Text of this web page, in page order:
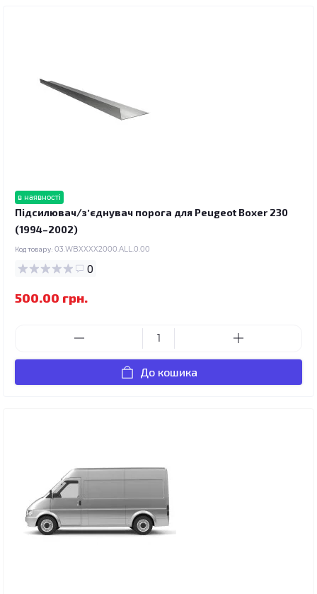
в наявності
Підсилювач/зʼєднувач порога для Peugeot Boxer 230
(1994–2002)
Код товару: 03.WBXXXX2000.ALL.0.00
0
500.00 грн.
До кошика